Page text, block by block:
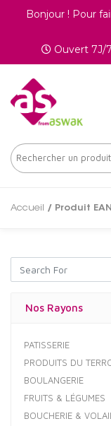
Bonjour ! Pour
Ouvert 7J/
Accueil / Produit
Nos Rayons
PATISSERIE
PRODUITS DU
BOULANGERIE
FRUITS & LÉGUMES
BOUCHERIE &